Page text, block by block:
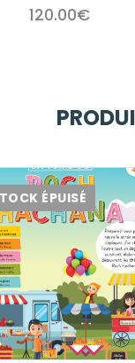
120.00€
ÉPUISÉ